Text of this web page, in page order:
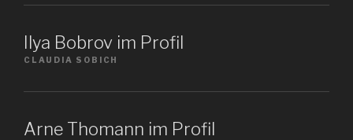
Ilya Bobrov im Profil
CLAUDIA SOBICH
Arne Thomann im Profil